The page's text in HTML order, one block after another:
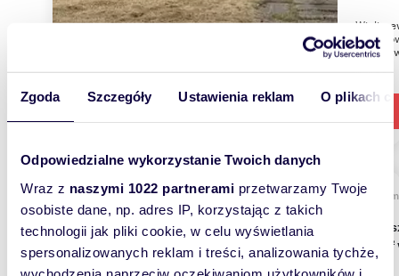
Zgoda Szczegóły Ustawienia reklam O plikach
Odpowiedzialne wykorzystanie Twoich danych
Wraz z naszymi 1022 partnerami przetwarzamy Twoje
osobiste dane, np. adres IP, korzystając z takich
technologii jak pliki cookie, w celu wyświetlania
spersonalizowanych reklam i treści, analizowania tychże,
WYRÓŻNIONE m
120